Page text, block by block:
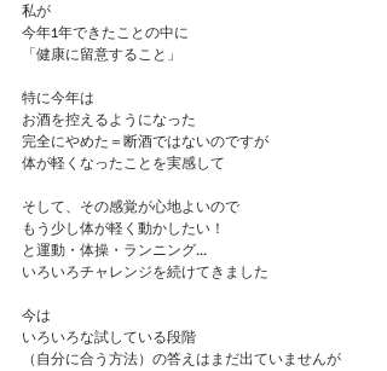
私が
今年1年できたことの中に
「健康に留意すること」
特に今年は
お酒を控えるようになった
完全にやめた＝断酒ではないのですが
体が軽くなったことを実感して
そして、その感覚が心地よいので
もう少し体が軽く動かしたい！
と運動・体操・ランニング...
いろいろチャレンジを続けてきました
今は
いろいろな試している段階
（自分に合う方法）の答えはまだ出ていませんが